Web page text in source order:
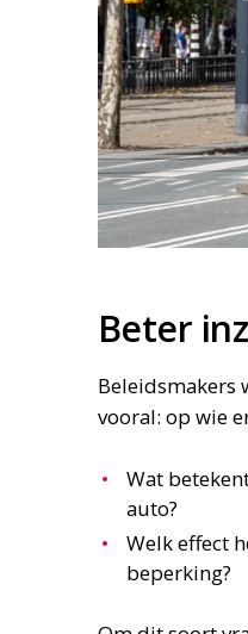
Beter
Beleidsmakers
vooral: op wie
Wat
auto?
Welk effect
beperking?